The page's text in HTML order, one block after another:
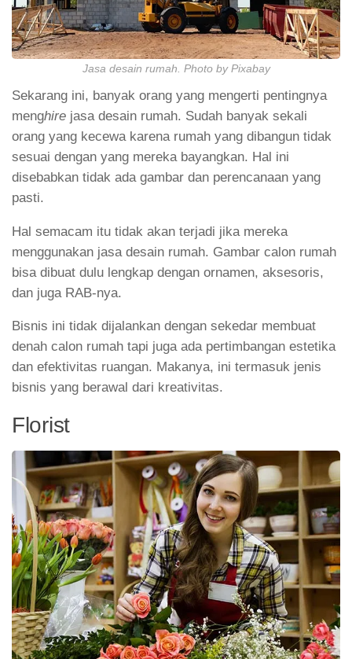
Jasa desain rumah. Photo by Pixabay
Sekarang ini, banyak orang yang mengerti pentingnya
menghire jasa desain rumah. Sudah banyak sekali
orang yang kecewa karena rumah yang dibangun tidak
sesuai dengan yang mereka bayangkan. Hal ini
disebabkan tidak ada gambar dan perencanaan yang
pasti.
Hal semacam itu tidak akan terjadi jika mereka
menggunakan jasa desain rumah. Gambar calon rumah
bisa dibuat dulu lengkap dengan ornamen, aksesoris,
dan juga RAB-nya.
Bisnis ini tidak dijalankan dengan sekedar membuat
denah calon rumah tapi juga ada pertimbangan estetika
dan efektivitas ruangan. Makanya, ini termasuk jenis
bisnis yang berawal dari kreativitas.
Florist